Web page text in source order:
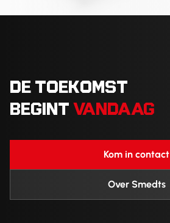
DE TOEKOMST
BEGINT VANDAAG
Kom in contact
Over Smedts